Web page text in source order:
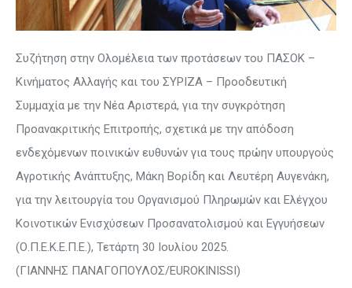
Συζήτηση στην Ολομέλεια των προτάσεων του ΠΑΣΟΚ –
Κινήματος Αλλαγής και του ΣΥΡΙΖΑ – Προοδευτική
Συμμαχία με την Νέα Αριστερά, για την συγκρότηση
Προανακριτικής Επιτροπής, σχετικά με την απόδοση
ενδεχόμενων ποινικών ευθυνών για τους πρώην υπουργούς
Αγροτικής Ανάπτυξης, Μάκη Βορίδη και Λευτέρη Αυγενάκη,
για την λειτουργία του Οργανισμού Πληρωμών και Ελέγχου
Κοινοτικών Ενισχύσεων Προσανατολισμού και Εγγυήσεων
(Ο.Π.Ε.Κ.Ε.Π.Ε.), Τετάρτη 30 Ιουλίου 2025.
(ΓΙΑΝΝΗΣ ΠΑΝΑΓΟΠΟΥΛΟΣ/EUROKINISSI)